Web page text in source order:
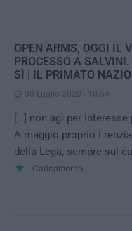
OPEN ARMS, OGGI IL
PROCESSO A
SÌ | IL PRIMATO
30 Luglio 2020 - 10:54
[…] non agì per
A maggio proprio i
della Lega, sempre sul
Caricamento...